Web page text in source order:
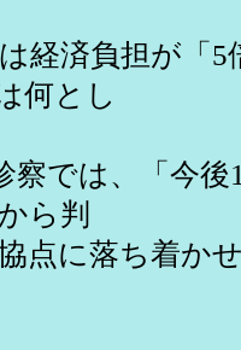
経済負担が「5
何とし
では、「今後
ら判
点に落ち着か